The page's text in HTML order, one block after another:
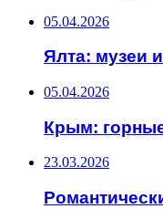
05.04.2026
Ялта: музеи
05.04.2026
Крым:
23.03.2026